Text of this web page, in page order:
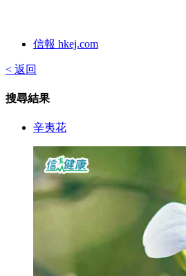
信報 hkej.com
< 返回
搜尋結果
辛夷花